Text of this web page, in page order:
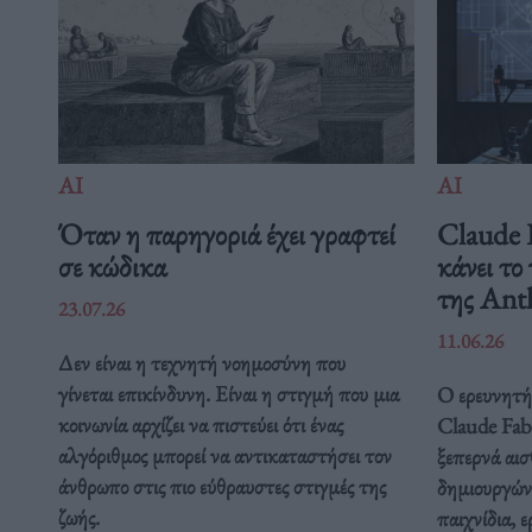
ΑΙ
Όταν η παρηγοριά έχει γραφτεί
σε κώδικα
23.07.26
Δεν είναι η τεχνητή νοημοσύνη που
γίνεται επικίνδυνη. Είναι η στιγμή που μια
κοινωνία αρχίζει να πιστεύει ότι ένας
αλγόριθμος μπορεί να αντικαταστήσει τον
άνθρωπο στις πιο εύθραυστες στιγμές της
ζωής.
ΑΙ
Claude
κάνει
της
11.06.26
Ο
Claude
ξεπερνά
παιχνίδια,